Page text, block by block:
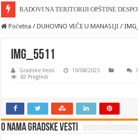
RADOVI NA TERITORIJI OPŠTINE
Početna / DUHOVNO VEČE U MANASIJI /
IMG_5511
Gradske Vesti 10/08/2025
82 Pregledi
O nama Gradske Vesti